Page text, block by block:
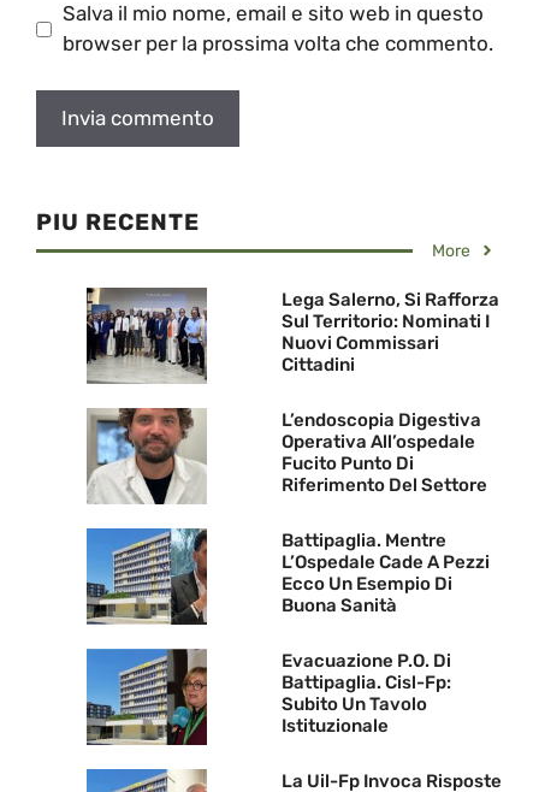
Salva il mio nome, email e sito web in questo
browser per la prossima volta che commento.
PIU RECENTE
More
Lega Salerno, Si Rafforza
Sul Territorio: Nominati I
Nuovi Commissari
Cittadini
L’endoscopia Digestiva
Operativa All’ospedale
Fucito Punto Di
Riferimento Del Settore
Battipaglia. Mentre
L’Ospedale Cade A Pezzi
Ecco Un Esempio Di
Buona Sanità
Evacuazione P.O. Di
Battipaglia. Cisl-Fp:
Subito Un Tavolo
Istituzionale
La Uil-Fp Invoca Risposte